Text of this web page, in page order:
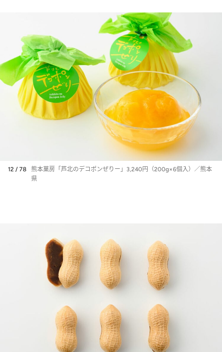
12 / 78
熊本菓房「芦北のデコポンぜりー」3,240円（200g×6個入）／熊本
県